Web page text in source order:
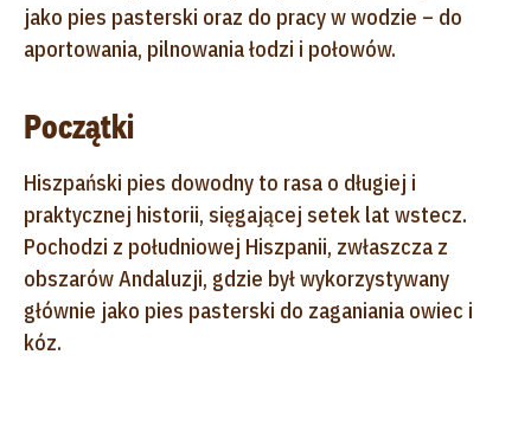
jako pies pasterski oraz do pracy w wodzie – do
aportowania, pilnowania łodzi i połowów.
Początki
Hiszpański pies dowodny to rasa o długiej i
praktycznej historii, sięgającej setek lat wstecz.
Pochodzi z południowej Hiszpanii, zwłaszcza z
obszarów Andaluzji, gdzie był wykorzystywany
głównie jako pies pasterski do zaganiania owiec i
kóz.